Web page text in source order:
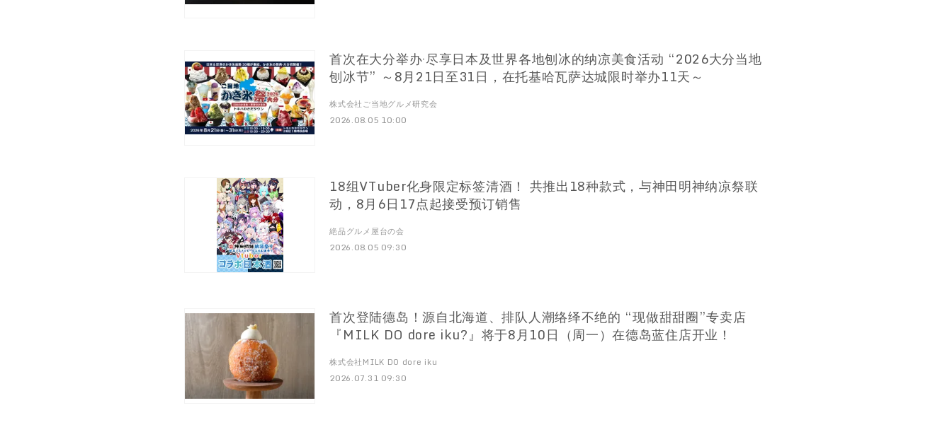
首次在大分举办·尽享日本及世界各地刨冰的纳凉美食活动 “2026大分当地
刨冰节” ～8月21日至31日，在托基哈瓦萨达城限时举办11天～
株式会社ご当地グルメ研究会
2026.08.05 10:00
18组VTuber化身限定标签清酒！ 共推出18种款式，与神田明神纳凉祭联
动，8月6日17点起接受预订销售
絶品グルメ屋台の会
2026.08.05 09:30
首次登陆德岛！源自北海道、排队人潮络绎不绝的 “现做甜甜圈”专卖店
『MILK DO dore iku?』将于8月10日（周一）在德岛蓝住店开业！
株式会社MILK DO dore iku
2026.07.31 09:30